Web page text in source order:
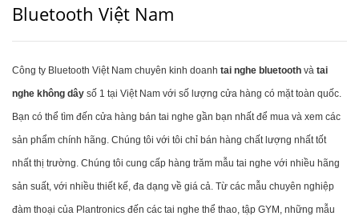
Bluetooth Việt Nam
Công ty Bluetooth Việt Nam chuyên kinh doanh tai nghe bluetooth và tai
nghe không dây số 1 tại Việt Nam với số lượng cửa hàng có mặt toàn quốc.
Bạn có thể tìm đến cửa hàng bán tai nghe gần bạn nhất để mua và xem các
sản phẩm chính hãng. Chúng tôi với tôi chỉ bán hàng chất lượng nhất tốt
nhất thị trường. Chúng tôi cung cấp hàng trăm mẫu tai nghe với nhiều hãng
sản suất, với nhiều thiết kế, đa dạng về giá cả. Từ các mẫu chuyên nghiệp
đàm thoại của Plantronics đến các tai nghe thể thao, tập GYM, những mẫu